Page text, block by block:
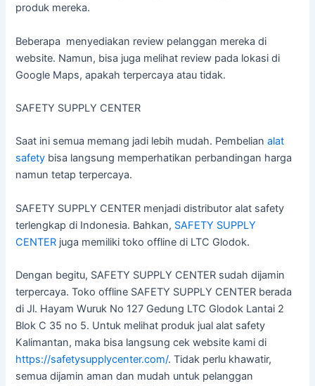
produk mereka.
Beberapa menyediakan review pelanggan mereka di
website. Namun, bisa juga melihat review pada lokasi di
Google Maps, apakah terpercaya atau tidak.
SAFETY SUPPLY CENTER
Saat ini semua memang jadi lebih mudah. Pembelianalat
safety bisa langsung memperhatikan perbandingan harga
namun tetap terpercaya.
SAFETY SUPPLY CENTER menjadi distributor alat safety
terlengkap di Indonesia. Bahkan, SAFETY SUPPLY
CENTER juga memiliki toko offline di LTC Glodok.
Dengan begitu, SAFETY SUPPLY CENTER sudah dijamin
terpercaya. Toko offline SAFETY SUPPLY CENTER berada
di Jl. Hayam Wuruk No 127 Gedung LTC Glodok Lantai 2
Blok C 35 no 5. Untuk melihat produk jual alat safety
Kalimantan, maka bisa langsung cek website kami di
https://safetysupplycenter.com/. Tidak perlu khawatir,
semua dijamin aman dan mudah untuk pelanggan